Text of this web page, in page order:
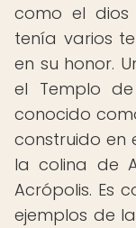
como el
tenía varios
en su honor.
el Templo
conocido
construido en
la colina de
Acrópolis. Es
ejemplos de